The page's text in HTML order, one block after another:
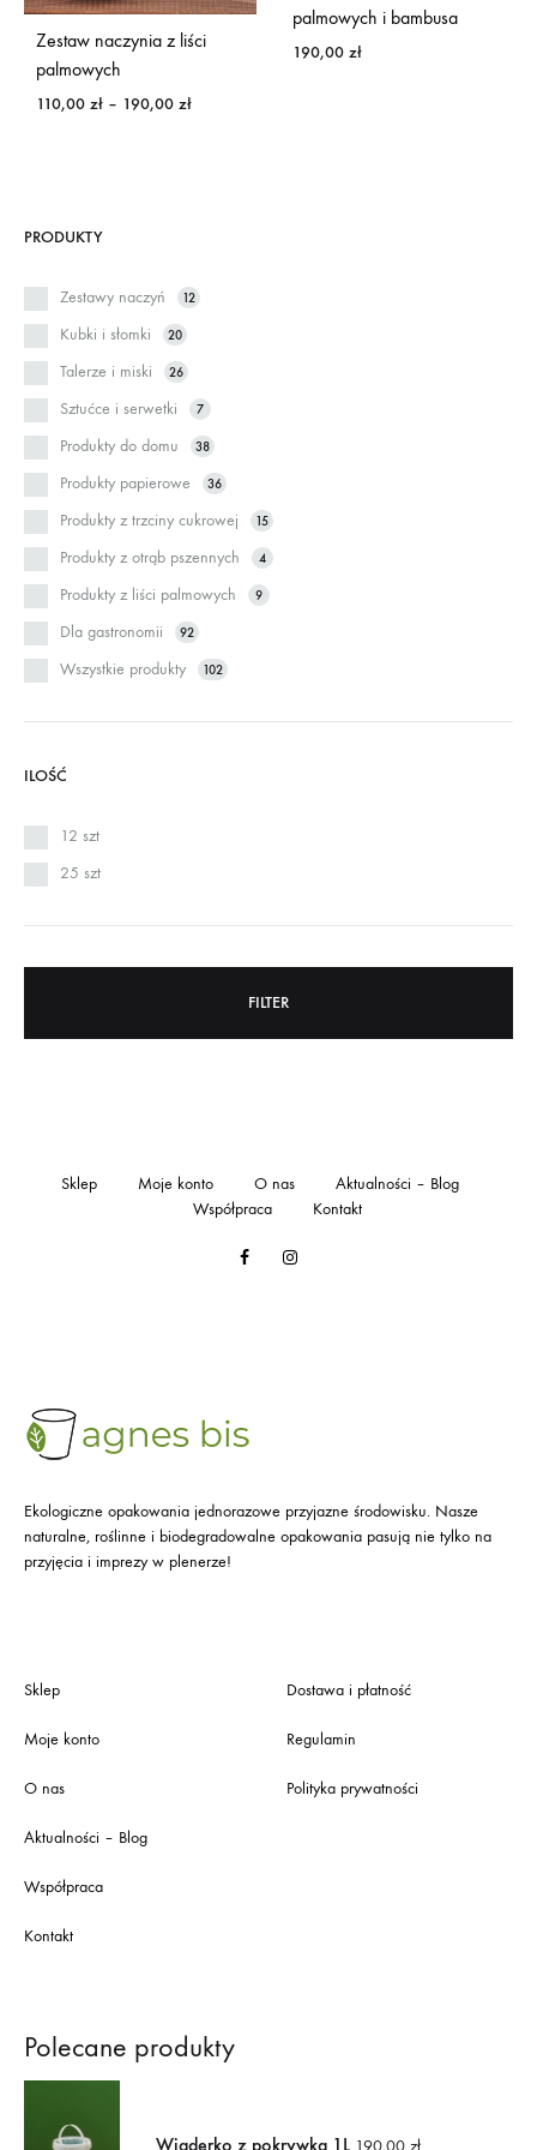
Zestaw naczynia z liści
palmowych
110,00 zł – 190,00 złZakres
palmowych i bambusa
190,00 zł
PRODUKTY
Zestawy naczyń 12
Kubki i słomki 20
Talerze i miski 26
Sztućce i serwetki 7
Produkty do domu 38
Produkty papierowe 36
Produkty z trzciny cukrowej 15
Produkty z otrąb pszennych 4
Produkty z liści palmowych 9
Dla gastronomii 92
Wszystkie produkty 102
ILOŚĆ
12 szt
25 szt
FILTER
FacebookInstagram
Sklep Moje konto O nas
Aktualności – Blog
Współpraca
Kontakt
Ekologiczne opakowania jednorazowe przyjazne środowisku. Nasze
naturalne, roślinne i biodegradowalne opakowania pasują nie tylko na
przyjęcia i imprezy w plenerze!
Sklep
Moje konto
O nas
Aktualności – Blog
Współpraca
Kontakt
Dostawa i płatność
Regulamin
Polityka prywatności
Polecane produkty
Wiaderko z pokrywką 1L 190,00 zł